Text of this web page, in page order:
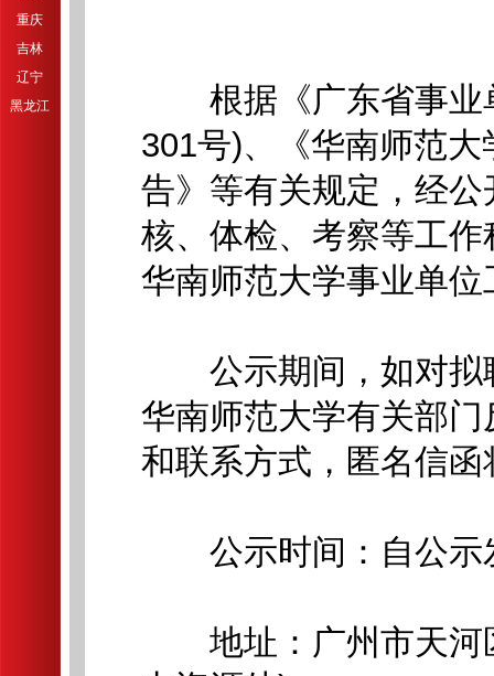
重庆
吉林
辽宁
黑龙江
根据《广东省事业
301号)、《华南师范
告》等有关规定，经
核、体检、考察等工
华南师范大学事业单
公示期间，如对拟
华南师范大学有关部
和联系方式，匿名信
公示时间：自公示
地址：广州市天河